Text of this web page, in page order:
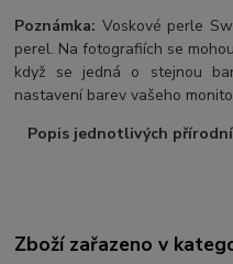
Poznámka: Voskové perle
perel. Na fotografiích se
když se jedná o stejnou
nastavení barev vašeho
Popis jednotlivých
Zboží zařazeno v